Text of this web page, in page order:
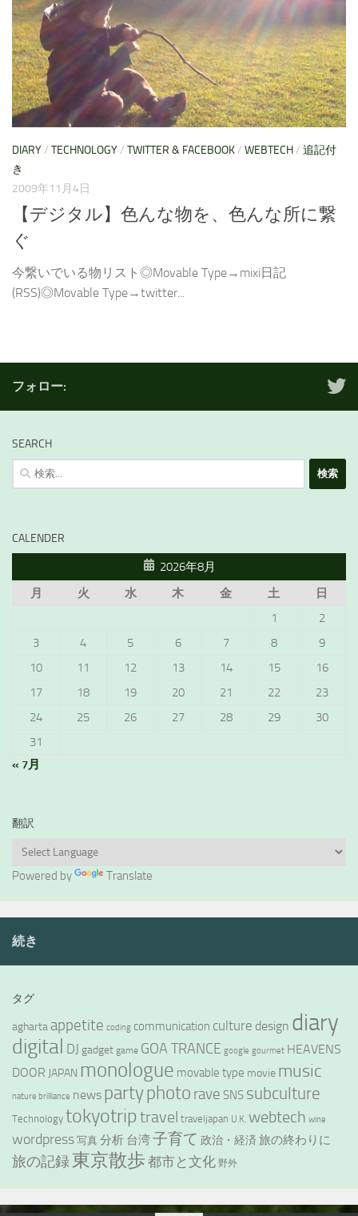
DIARY/ TECHNOLOGY/ TWITTER & FACEBOOK/ WEBTECH/ 追記付
き
2009年11月4日
【デジタル】色んな物を、色んな所に繋
ぐ
今繋いでいる物リスト◎Movable Type→mixi日記
(RSS)◎Movable Type→twitter...
フォロー:
SEARCH
検
索:
CALENDER
2026年8月
月
火 水 木 金 土
日
1
2
3
4 5 6 7 8
9
10
11 12 13 14 15
16
17
18 19 20 21 22
23
24
25 26 27 28 29
30
31
« 7月
翻訳
Powered by Translate
続き
タグ
agharta appetite coding communication culture design diary
digital DJ gadget game GOA TRANCE google gourmet HEAVENS
DOOR JAPAN monologue movable type movie music
nature brilliance news partyphoto rave SNS subculture
Technology tokyotriptravel traveljapan U.K. webtech wine
wordpress 写真 分析 台湾子育て 政治・経済 旅の終わりに
旅の記録東京散歩 都市と文化 野外